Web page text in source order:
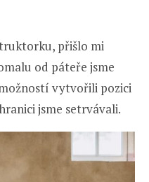
přišlo mi
od páteře jsme
vytvořili pozici
jsme setrvávali.